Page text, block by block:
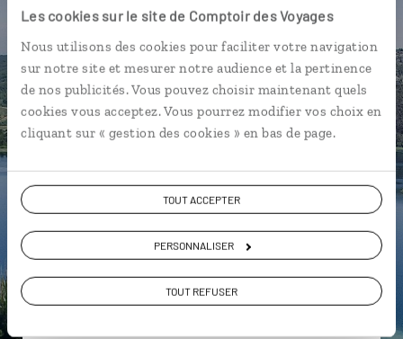
Les cookies sur le site de Comptoir des Voyages
Nous utilisons des cookies pour faciliter votre navigation
sur notre site et mesurer notre audience et la pertinence
de nos publicités. Vous pouvez choisir maintenant quels
cookies vous acceptez. Vous pourrez modifier vos choix en
cliquant sur « gestion des cookies » en bas de page.
TOUT ACCEPTER
PERSONNALISER
TOUT REFUSER
Anthony,
spécialiste Croatie
spécialistes
près de vos envies et de la réalité du pays.
Échangez en face à face ou depuis nos studios
connectés en agence, mais aussi par email ou